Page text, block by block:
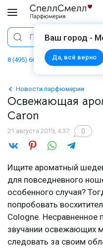
Ваш город -
Да, всё верно
Поиск
8 (495) 668 06 02
Новости парфюмерии
Освежающая
Caron
21 августа 2019, 4:37 0
Ищите ароматный
для повседневного
особенного случая?
попробовать
Cologne. Несравненное
звучании освежающих
следовать за своим